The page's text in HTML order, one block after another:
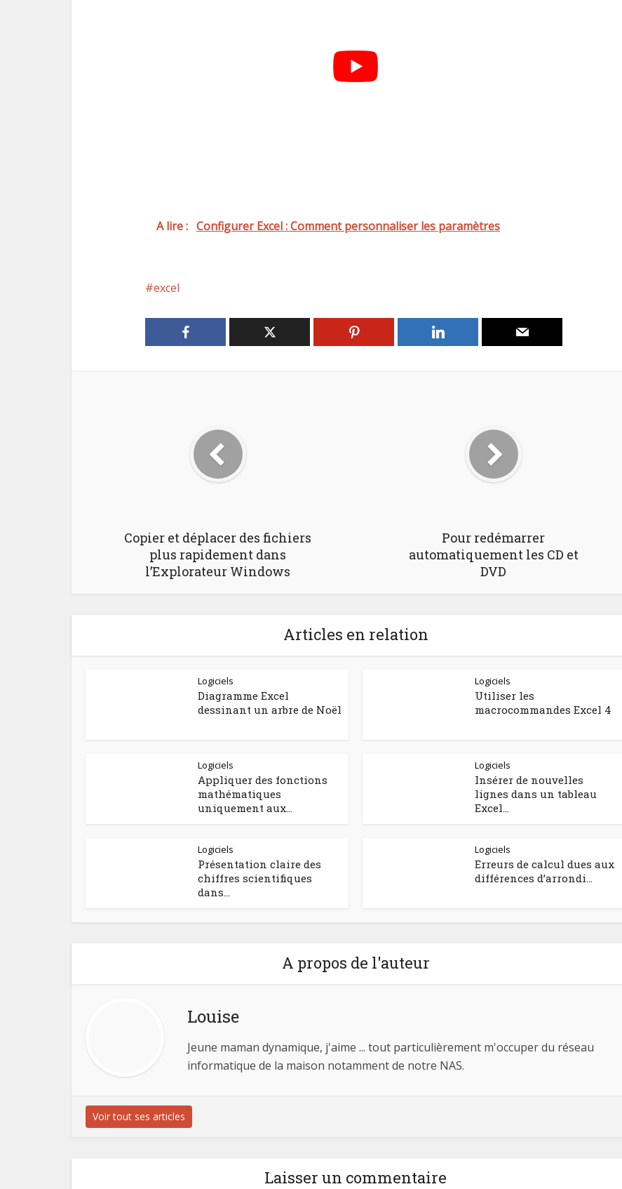
A lire : Configurer Excel : Comment personnaliser les paramètres
excel
Copier et déplacer des fichiers
plus rapidement dans
l’Explorateur Windows
Pour redémarrer
automatiquement les CD et
DVD
Articles en relation
Logiciels
Diagramme Excel
dessinant un arbre de Noël
Logiciels
Utiliser les
macrocommandes Excel 4
Logiciels
Appliquer des fonctions
mathématiques
uniquement aux...
Logiciels
Insérer de nouvelles
lignes dans un tableau
Excel...
Logiciels
Présentation claire des
chiffres scientifiques
dans...
Logiciels
Erreurs de calcul dues aux
différences d’arrondi...
A propos de l'auteur
Louise
Jeune maman dynamique, j'aime ... tout particulièrement m'occuper du réseau
informatique de la maison notamment de notre NAS.
Voir tout ses articles
Laisser un commentaire